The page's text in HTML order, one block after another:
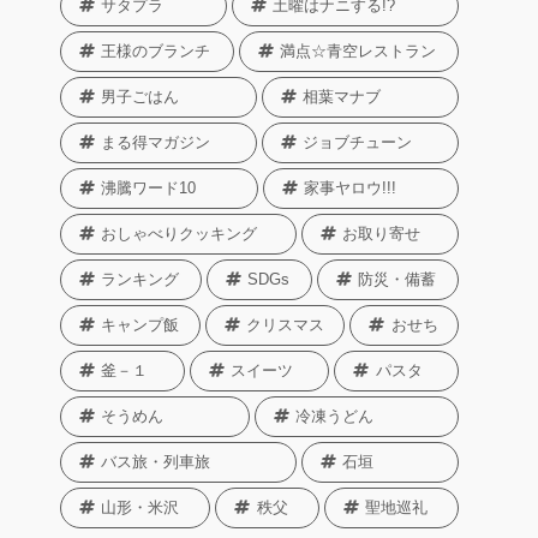
サタプラ 土曜はナニする!?
王様のブランチ 満点☆青空レストラン
男子ごはん 相葉マナブ
まる得マガジン ジョブチューン
沸騰ワード10 家事ヤロウ!!!
おしゃべりクッキング お取り寄せ
ランキング SDGs 防災・備蓄
キャンプ飯 クリスマス おせち
釜－１ スイーツ パスタ
そうめん 冷凍うどん
バス旅・列車旅 石垣
山形・米沢 秩父 聖地巡礼